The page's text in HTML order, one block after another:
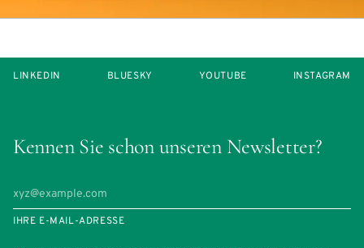
Kennen Sie schon unseren Newsletter?
IHRE E-MAIL-ADRESSE
LINKEDIN BLUESKY YOUTUBE INSTAGRAM